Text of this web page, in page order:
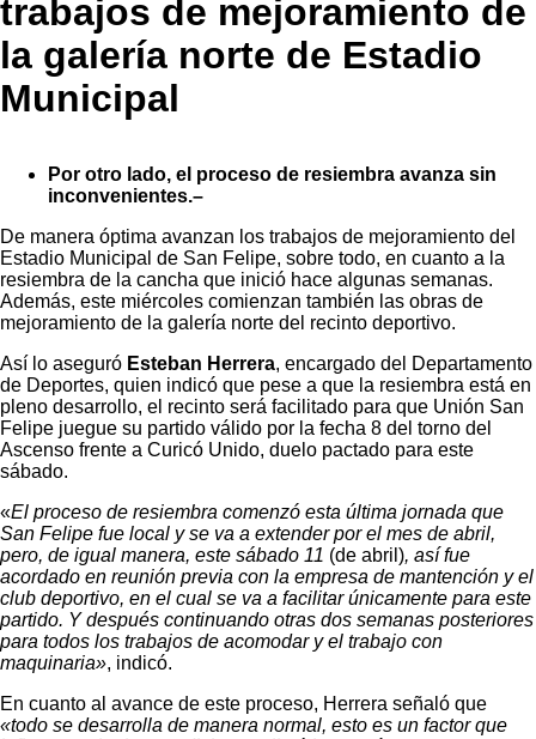
trabajos de mejoramiento de
la galería norte de Estadio
Municipal
Por otro lado, el proceso de resiembra avanza sin
inconvenientes.–
De manera óptima avanzan los trabajos de mejoramiento del
Estadio Municipal de San Felipe, sobre todo, en cuanto a la
resiembra de la cancha que inició hace algunas semanas.
Además, este miércoles comienzan también las obras de
mejoramiento de la galería norte del recinto deportivo.
Así lo aseguró Esteban Herrera, encargado del Departamento
de Deportes, quien indicó que pese a que la resiembra está en
pleno desarrollo, el recinto será facilitado para que Unión San
Felipe juegue su partido válido por la fecha 8 del torno del
Ascenso frente a Curicó Unido, duelo pactado para este
sábado.
«El proceso de resiembra comenzó esta última jornada que
San Felipe fue local y se va a extender por el mes de abril,
pero, de igual manera, este sábado 11 (de abril), así fue
acordado en reunión previa con la empresa de mantención y el
club deportivo, en el cual se va a facilitar únicamente para este
partido. Y después continuando otras dos semanas posteriores
para todos los trabajos de acomodar y el trabajo con
maquinaria», indicó.
En cuanto al avance de este proceso, Herrera señaló que
«todo se desarrolla de manera normal, esto es un factor que